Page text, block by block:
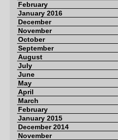
February
January 2016
December
November
October
September
August
July
June
May
April
March
February
January 2015
December 2014
November